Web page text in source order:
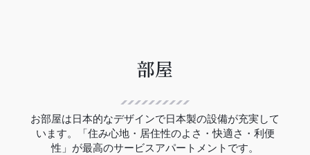
部屋
お部屋は日本的なデザインで日本製の設備が充実して
います。「住み心地・居住性のよさ・快適さ・利便
性」が最高のサービスアパートメントです。